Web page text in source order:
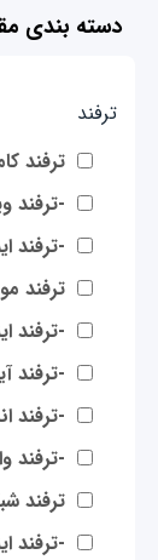
دسته بندی
ترفند
ترفند
-ترفند
-ترفند
ترفند
-ترفند
-ترفند
-ترفند
-ترفند
ترفند
-ترفند